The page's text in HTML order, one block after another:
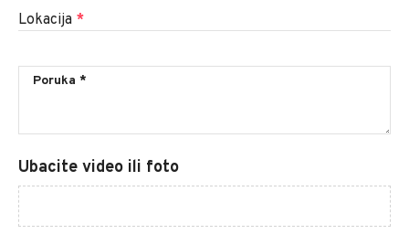
Lokacija *
Ubacite video ili foto